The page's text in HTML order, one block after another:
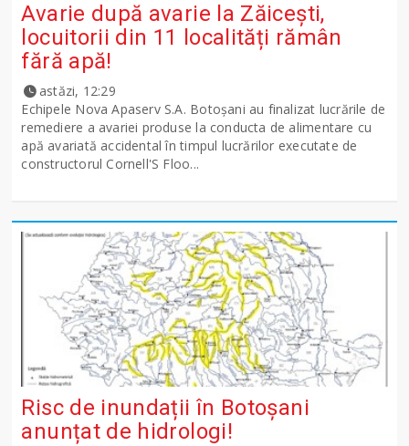
Avarie după avarie la Zăicești,
locuitorii din 11 localități rămân
fără apă!
astăzi, 12:29
Echipele Nova Apaserv S.A. Botoșani au finalizat lucrările de
remediere a avariei produse la conducta de alimentare cu
apă avariată accidental în timpul lucrărilor executate de
constructorul Cornell'S Floo...
Risc de inundații în Botoșani
anunțat de hidrologi!